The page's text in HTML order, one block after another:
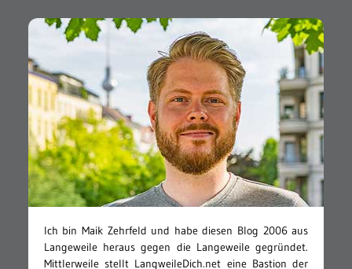
Ich bin Maik Zehrfeld und habe diesen Blog 2006 aus
Langeweile heraus gegen die Langeweile gegründet.
Mittlerweile stellt LangweileDich.net eine Bastion der